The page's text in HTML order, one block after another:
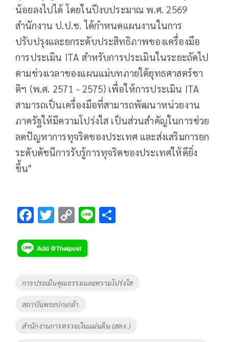
น้อยลงไปได้ โดยในปีงบประมาณ พ.ศ. 2569
สำนักงาน ป.ป.ช. ได้กำหนดแผนงานในการ
ปรับปรุงและยกระดับประสิทธิภาพของเครื่องมือ
การประเมิน ITA สำหรับการประเมินในระยะถัดไป
ตามช่วงเวลาของแผนแม่บทภายใต้ยุทธศาสตร์ชา
ติฯ (พ.ศ. 2571 - 2575) เพื่อให้การประเมิน ITA
สามารถเป็นเครื่องมือที่สามารถพัฒนาหน่วยงาน
ภาครัฐให้มีความโปร่งใส เป็นส่วนสำคัญในการช่วย
ลดปัญหาการทุจริตของประเทศ และส่งเสริมการยก
ระดับดัชนีการรับรู้การทุจริตของประเทศให้ดียิ่ง
ขึ้น"
F
e
b
o
o
k
T
tt
er
C
p
y
Li
n
k
Li
Tags
การประเมินคุณธรรมและความโปร่งใส
สถาบันพระปกเกล้า
สำนักงานการตรวจเงินแผ่นดิน (สตง.)